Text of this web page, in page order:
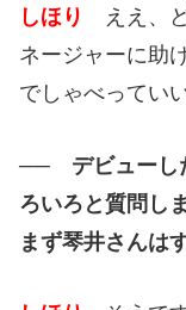
しほり
ええ、
ネージャーに助
でしゃべってい
── デビューし
ろいろと質問し
まず琴井さんは